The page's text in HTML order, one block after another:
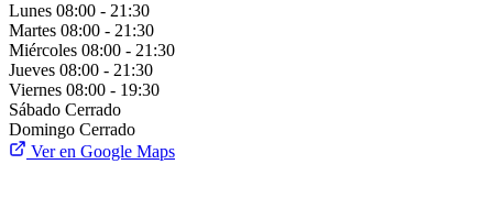
Lunes 08:00 - 21:30
Martes 08:00 - 21:30
Miércoles 08:00 - 21:30
Jueves 08:00 - 21:30
Viernes 08:00 - 19:30
Sábado Cerrado
Domingo Cerrado
Ver en Google Maps